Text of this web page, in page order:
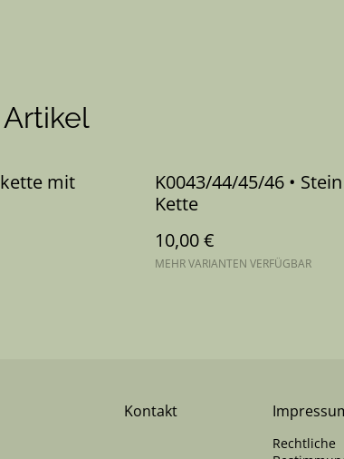
mit
K0043/44/45/46 •
Kette
10,00 €
MEHR VARIANTEN VERFÜGBAR
Kontakt
Rechtliche